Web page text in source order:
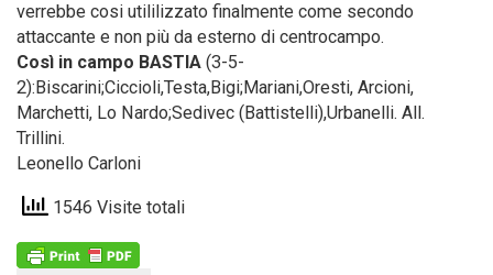
verrebbe cosi utililizzato finalmente come secondo
attaccante e non più da esterno di centrocampo.
Così in campo BASTIA (3-5-
2):Biscarini;Ciccioli,Testa,Bigi;Mariani,Oresti, Arcioni,
Marchetti, Lo Nardo;Sedivec (Battistelli),Urbanelli. All.
Trillini.
Leonello Carloni
1546 Visite totali